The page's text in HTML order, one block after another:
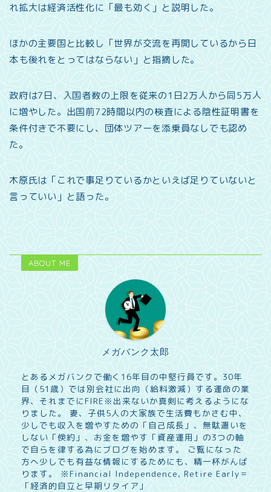
れ拡大は経済活性化に「最も効く」と説明した。
ほかの主要国と比較し「世界が交流を再開しているから日
本も後れをとってはならない」と指摘した。
政府は7日、入国者数の上限を従来の1日2万人から同5万人
に増やした。出国前72時間以内の検査による陰性証明書を
条件付きで不要にし、団体ツアーを添乗員なしでも認め
た。
木原氏は「これで事足りているかといえば足りていないと
言っていい」と語った。
ABOUT ME
メガバンク太郎
とあるメガバンクで働く16年目の中堅行員です。30年
目（51歳）では別会社に出向（給料激減）する運命の業
界、それまでにFIRE※出来ないか真剣に考えるようにな
りました。 妻、子供5人の大家族で生活費もかさむ中、
少しでも収入を増やすための「自己成長」、無駄遣いを
しない「倹約」、お金を増やす「資産運用」の3つの軸
で自らを律する為にブログを始めます。 ご覧になった
方へ少しでも有益な情報にするためにも、精一杯がんば
ります。 ※Financial Independence, Retire Early＝
「経済的自立と早期リタイア」